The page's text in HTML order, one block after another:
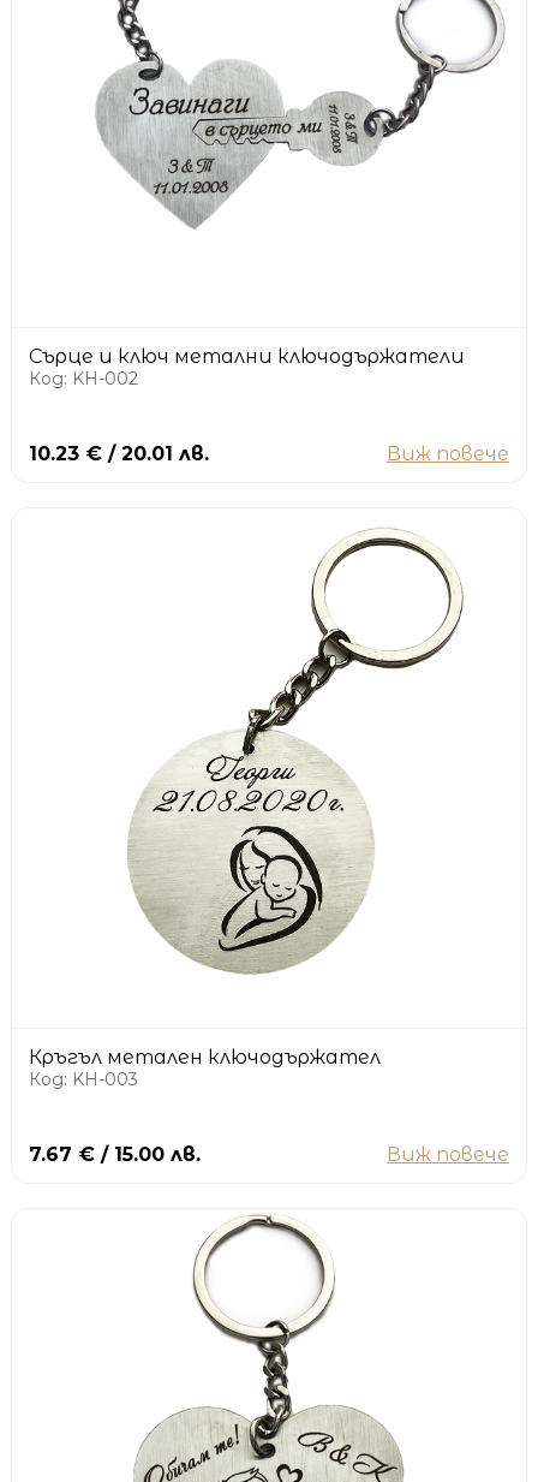
Сърце и ключ метални ключодържатели
Код: KH-002
10.23 € / 20.01 лв. Виж повече
Кръгъл метален ключодържател
Код: KH-003
7.67 € / 15.00 лв. Виж повече